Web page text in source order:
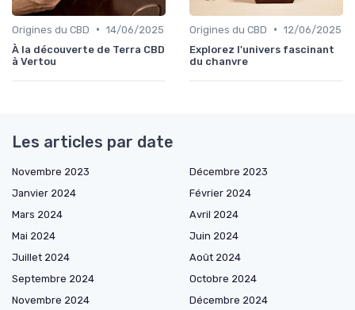
Origines du CBD • 14/06/2025
À la découverte de Terra CBD
à Vertou
Origines du CBD • 12/06/2025
Explorez l'univers fascinant
du chanvre
Les articles par date
Novembre 2023
Décembre 2023
Janvier 2024
Février 2024
Mars 2024
Avril 2024
Mai 2024
Juin 2024
Juillet 2024
Août 2024
Septembre 2024
Octobre 2024
Novembre 2024
Décembre 2024